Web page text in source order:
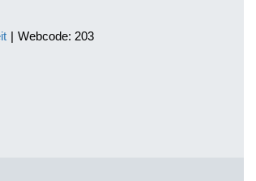
| Webcode: 203